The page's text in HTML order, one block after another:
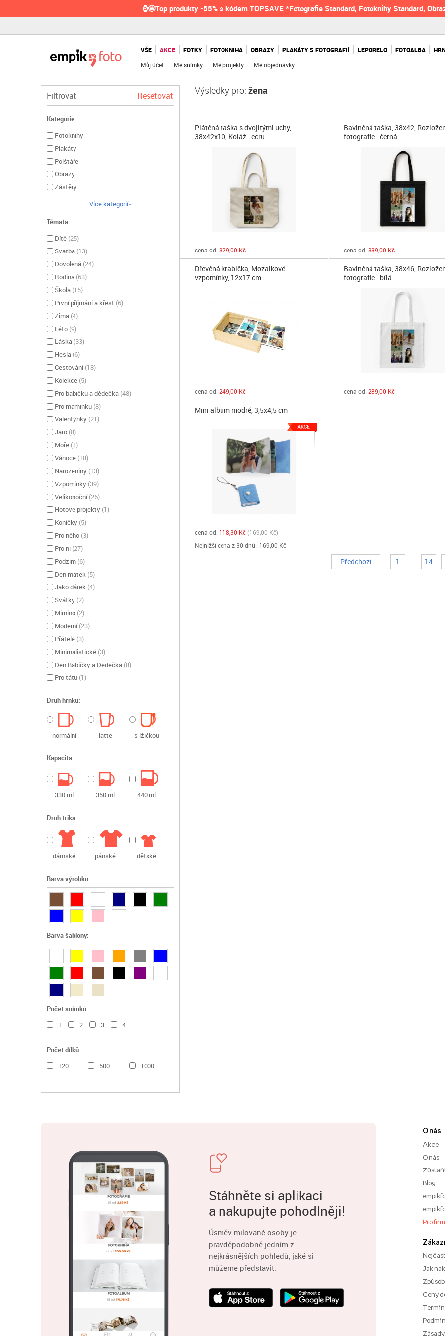
⌚🤩Top produkty -55% s kódem TOPSAVE *Fotografie Standard, Fotoknihy Standard,
VŠE AKCE FOTKY FOTOKNIHA OBRAZY PLAKÁTY S FOTOGRAFIÍ LEPORELO FOTOALBA
Můj účet Mé snímky Mé projekty Mé objednávky
Filtrovat Resetovat
Kategorie:
Fotoknihy
Plakáty
Polštáře
Obrazy
Zástěry
Více kategorií
Témata:
Dítě (25)
Svatba (13)
Dovolená (24)
Rodina (63)
Škola (15)
První příjmání a křest (6)
Zima (4)
Léto (9)
Láska (33)
Hesla (6)
Cestování(18)
Kolekce (5)
Pro babičku a dědečka (48)
Pro maminku (8)
Valentýnky (21)
Jaro (8)
Moře (1)
Vánoce (18)
Narozeniny (13)
Vzpomínky (39)
Velikonoční(26)
Hotové projekty (1)
Koníčky (5)
Pro něho (3)
Pro ni (27)
Podzim (6)
Den matek (5)
Jako dárek (4)
Svátky (2)
Mimino (2)
Moderní(23)
Přátelé (3)
Minimalistické (3)
Den Babičky a Dedečka (8)
Pro tátu (1)
Druh hrnku:
normální latte s lžičkou
Kapacita:
330 ml 350 ml 440 ml
Druh trika:
dámské pánské dětské
Barva výrobku:
Barva šablony:
Počet snímků:
1
2 3 4
Počet dílků:
120
500 1000
Výsledky pro: žena
Plátěná taška s dvojitými uchy,
38x42x10, Koláž - ecru
cena od: 329,00 Kč
Bavlněná taška, 38x42,
fotografie - černá
cena od: 339,00 Kč
Dřevěná krabička, Mozaikové
vzpomínky, 12x17 cm
cena od: 249,00 Kč
Bavlněná taška, 38x46,
fotografie - bílá
cena od: 289,00 Kč
Mini album modré, 3,5x4,5 cm
cena od: 118,30 Kč 169,00 Kč
Nejnižší cena z 30 dnů: 169,00 Kč
Předchozí 1 14
Stáhněte si aplikaci
a nakupujte pohodlněji!
Úsměv milované osoby je
pravděpodobně jedním z
nejkrásnějších pohledů, jaké si
můžeme představit.
O nás
Akce
O nás
Blog
Pro
Jak
Ceny